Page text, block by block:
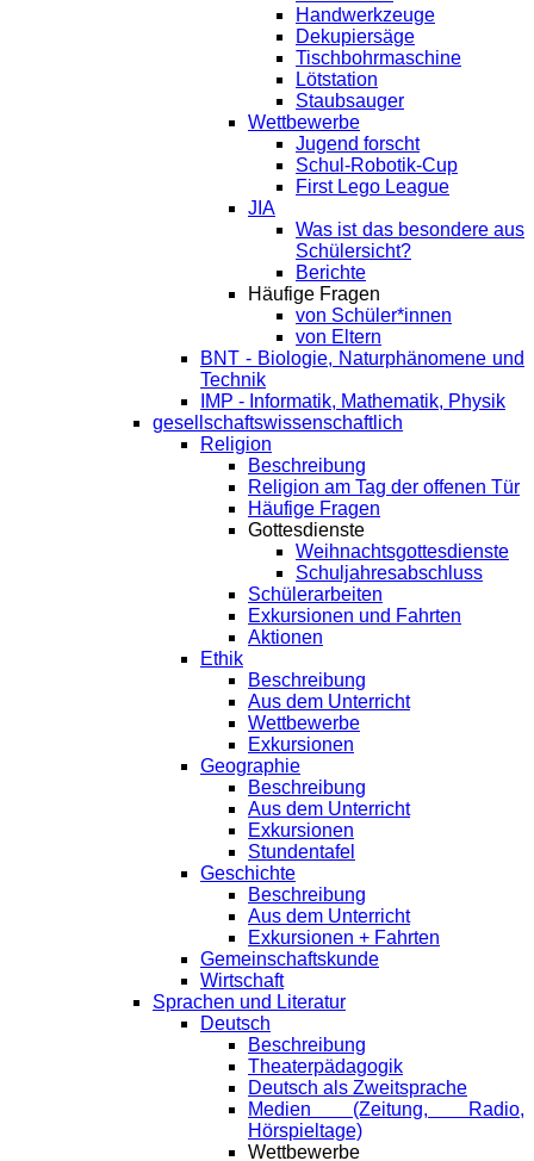
Handwerkzeuge
Dekupiersäge
Tischbohrmaschine
Lötstation
Staubsauger
Wettbewerbe
Jugend forscht
Schul-Robotik-Cup
First Lego League
JIA
Was ist das besondere aus
Schülersicht?
Berichte
Häufige Fragen
von Schüler*innen
von Eltern
BNT - Biologie, Naturphänomene und
Technik
IMP - Informatik, Mathematik, Physik
gesellschaftswissenschaftlich
Religion
Beschreibung
Religion am Tag der offenen Tür
Häufige Fragen
Gottesdienste
Weihnachtsgottesdienste
Schuljahresabschluss
Schülerarbeiten
Exkursionen und Fahrten
Aktionen
Ethik
Beschreibung
Aus dem Unterricht
Wettbewerbe
Exkursionen
Geographie
Beschreibung
Aus dem Unterricht
Exkursionen
Stundentafel
Geschichte
Beschreibung
Aus dem Unterricht
Exkursionen + Fahrten
Gemeinschaftskunde
Wirtschaft
Sprachen und Literatur
Deutsch
Beschreibung
Theaterpädagogik
Deutsch als Zweitsprache
Medien (Zeitung, Radio,
Hörspieltage)
Wettbewerbe